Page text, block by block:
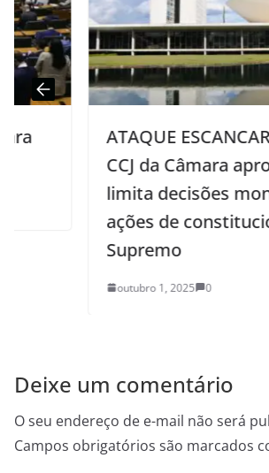
ATAQUE ESCANCARADO
CCJ da Câmara aprova
limita decisões
ações de
Supremo
outubro 1, 2025 0
Deixe um comentário
O seu endereço de e-mail não será
Campos obrigatórios são marcados